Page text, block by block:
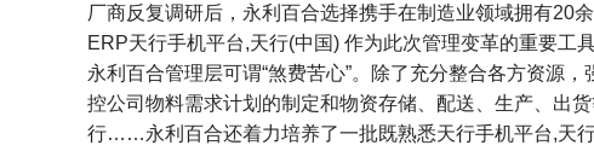
厂商反复调研后，永利百合选择携手在制造业领域拥有20
ERP天行手机平台,天行(中国) 作为此次管理变革的重要工
永利百合管理层可谓“煞费苦心”。除了充分整合各方资源
控公司物料需求计划的制定和物资存储、配送、生产、出
行……永利百合还着力培养了一批既熟悉天行手机平台,天